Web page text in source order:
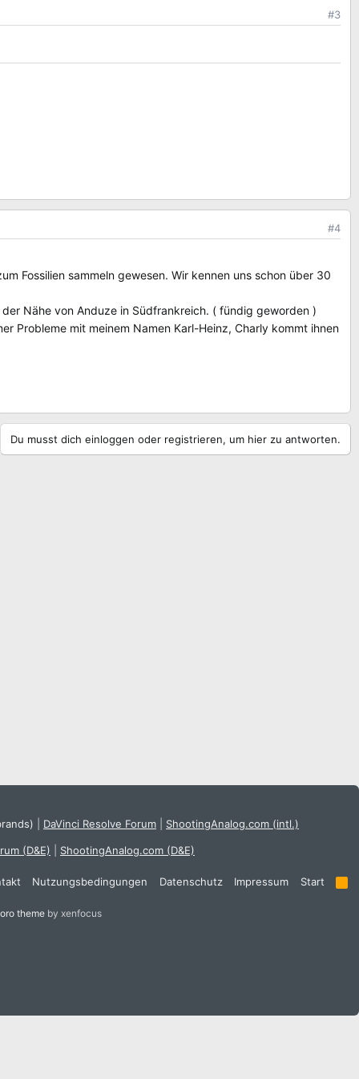
#3
#4
Fossilien sammeln gewesen. Wir kennen uns schon über 30
Nähe von Anduze in Südfrankreich. ( fündig geworden )
Probleme mit meinem Namen Karl-Heinz, Charly kommt ihnen
Du musst dich einloggen oder registrieren, um hier zu antworten.
DaVinci Resolve Forum ShootingAnalog.com (intl.)
(D&E) ShootingAnalog.com (D&E)
Nutzungsbedingungen Datenschutz Impressum Start
R
S
theme by xenfocus